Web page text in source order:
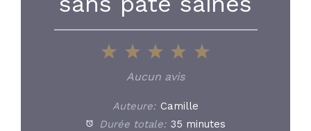
5
4
3
Stars
2
Stars
1
Star
Aucun avis
Auteure: Camille
Durée totale: 35 minutes